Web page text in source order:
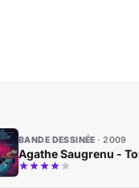
BANDE DESSINÉE 2009
Agathe Saugrenu -